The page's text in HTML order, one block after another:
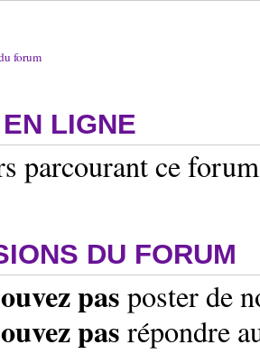
forum
LIGNE
parcourant ce
DU FORUM
pas poster de
pas répondre